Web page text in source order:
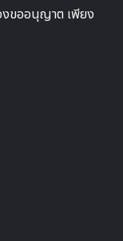
องขออนุญาต เพียง